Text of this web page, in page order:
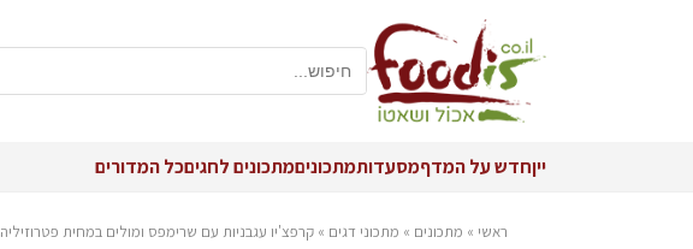
ייןחדש על המדףמסעדותמתכוניםמתכונים לחגיםכל המדורים
ראשי » מתכונים » מתכוני דגים » קרפצ'יו עגבניות עם שרימפס ומולים במחית פטרוזיליה